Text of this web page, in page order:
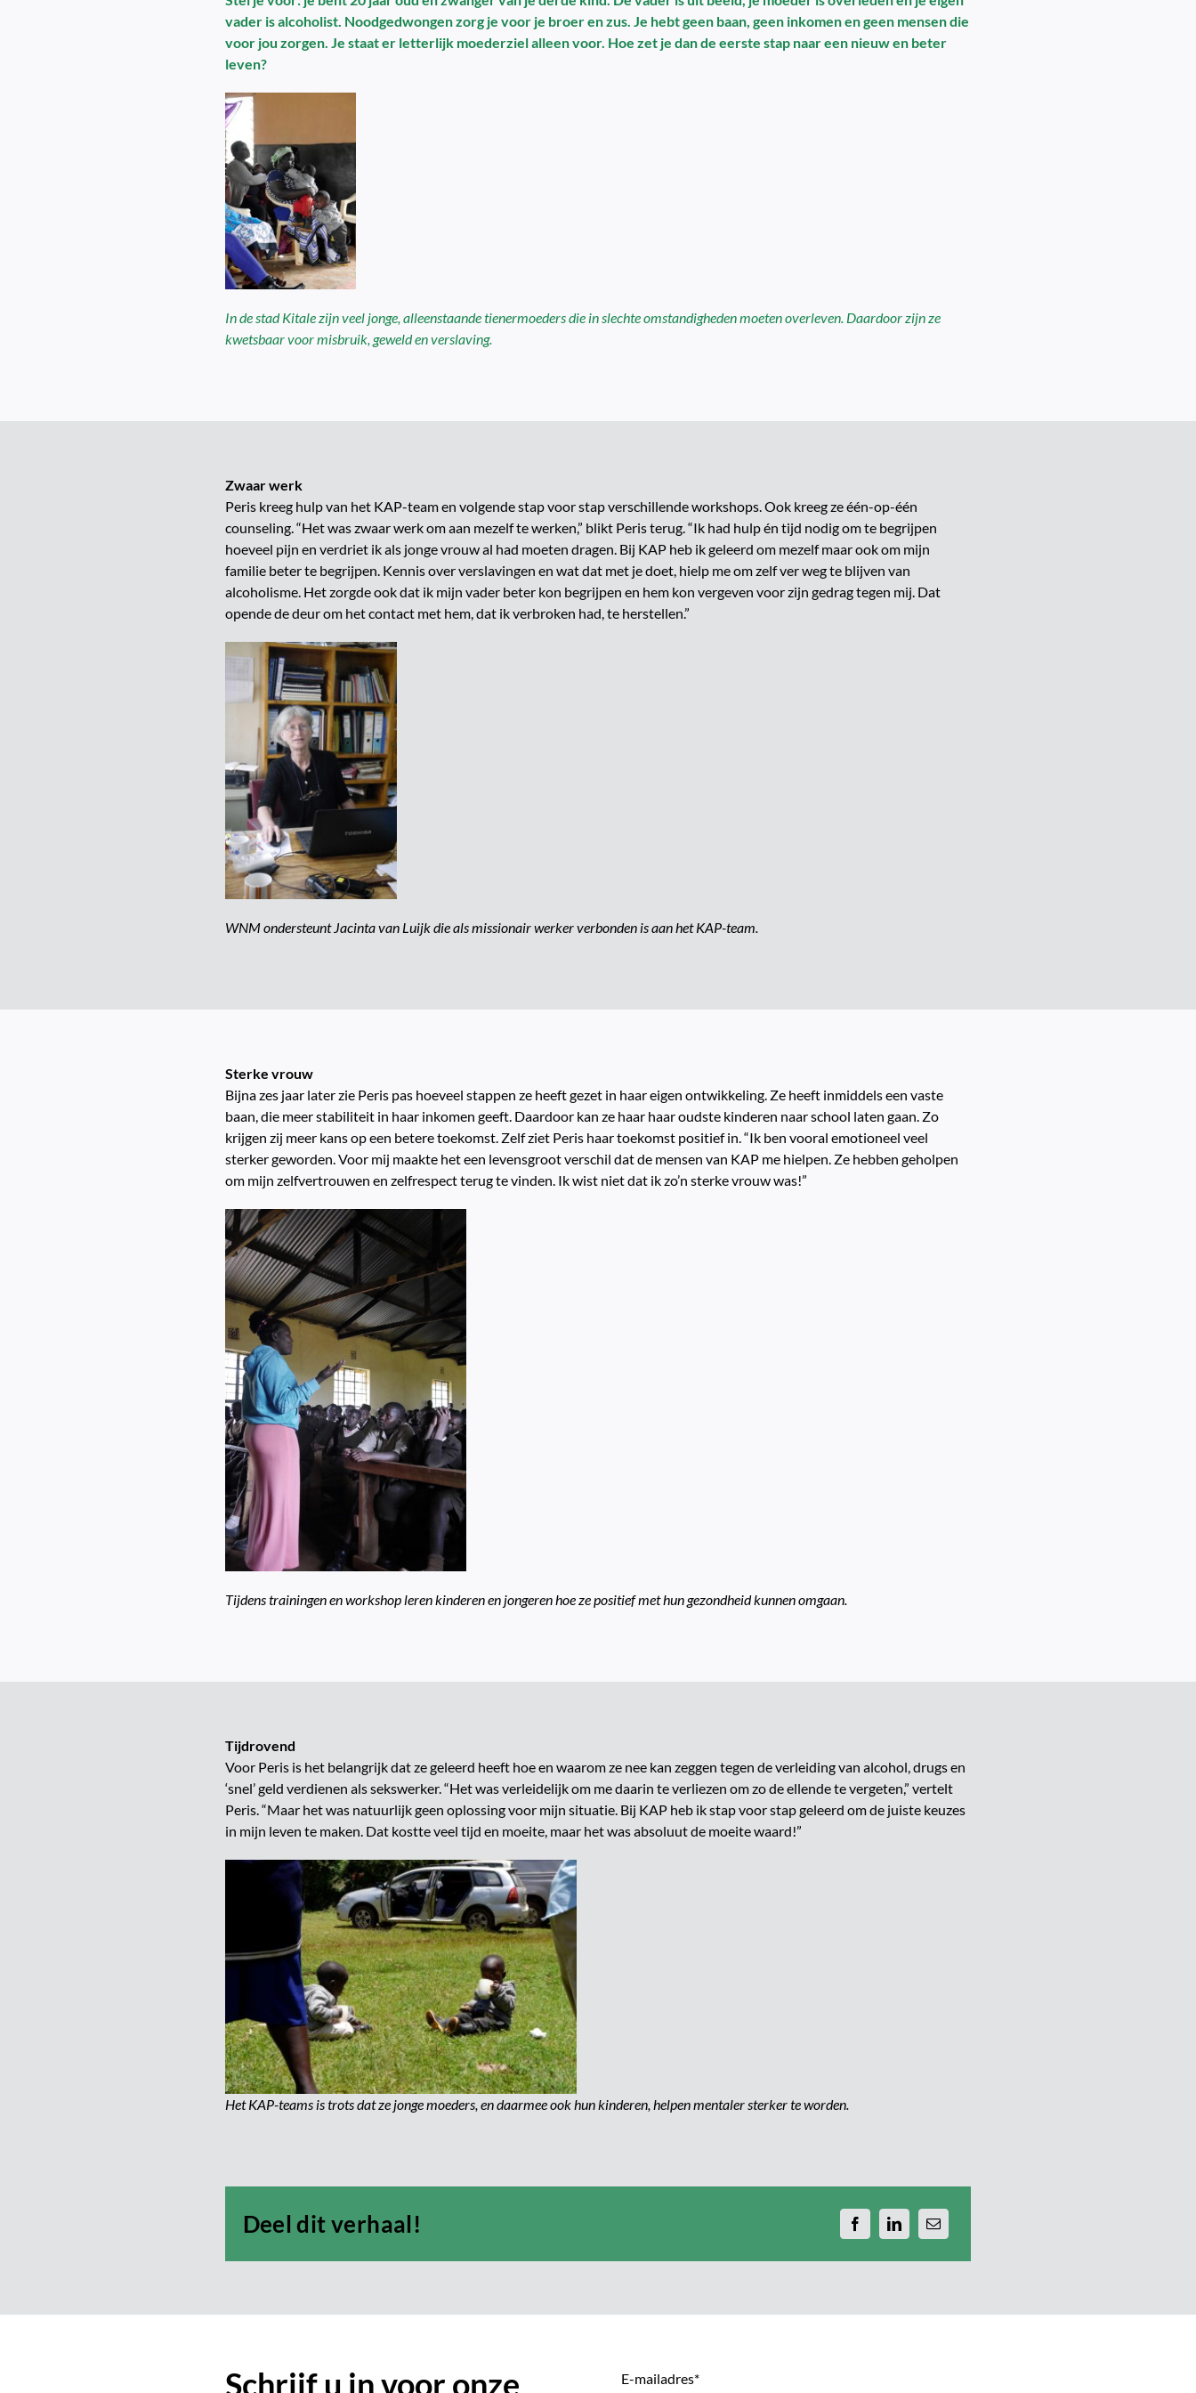
vader is alcoholist. Noodgedwongen zorg je voor je broer en zus. Je hebt geen baan, geen inkomen en geen mensen die
voor jou zorgen. Je staat er letterlijk moederziel alleen voor. Hoe zet je dan de eerste stap naar een nieuw en beter
leven?
In de stad Kitale zijn veel jonge, alleenstaande tienermoeders die in slechte omstandigheden moeten overleven. Daardoor zijn ze
kwetsbaar voor misbruik, geweld en verslaving.
Zwaar werk
Peris kreeg hulp van het KAP-team en volgende stap voor stap verschillende workshops. Ook kreeg ze één-op-één
counseling. “Het was zwaar werk om aan mezelf te werken,” blikt Peris terug. “Ik had hulp én tijd nodig om te begrijpen
hoeveel pijn en verdriet ik als jonge vrouw al had moeten dragen. Bij KAP heb ik geleerd om mezelf maar ook om mijn
familie beter te begrijpen. Kennis over verslavingen en wat dat met je doet, hielp me om zelf ver weg te blijven van
alcoholisme. Het zorgde ook dat ik mijn vader beter kon begrijpen en hem kon vergeven voor zijn gedrag tegen mij. Dat
opende de deur om het contact met hem, dat ik verbroken had, te herstellen.”
WNM ondersteunt Jacinta van Luijk die als missionair werker verbonden is aan het KAP-team.
Sterke vrouw
Bijna zes jaar later zie Peris pas hoeveel stappen ze heeft gezet in haar eigen ontwikkeling. Ze heeft inmiddels een vaste
baan, die meer stabiliteit in haar inkomen geeft. Daardoor kan ze haar haar oudste kinderen naar school laten gaan. Zo
krijgen zij meer kans op een betere toekomst. Zelf ziet Peris haar toekomst positief in. “Ik ben vooral emotioneel veel
sterker geworden. Voor mij maakte het een levensgroot verschil dat de mensen van KAP me hielpen. Ze hebben geholpen
om mijn zelfvertrouwen en zelfrespect terug te vinden. Ik wist niet dat ik zo’n sterke vrouw was!”
Tijdens trainingen en workshop leren kinderen en jongeren hoe ze positief met hun gezondheid kunnen omgaan.
Tijdrovend
Voor Peris is het belangrijk dat ze geleerd heeft hoe en waarom ze nee kan zeggen tegen de verleiding van alcohol, drugs en
‘snel’ geld verdienen als sekswerker. “Het was verleidelijk om me daarin te verliezen om zo de ellende te vergeten,” vertelt
Peris. “Maar het was natuurlijk geen oplossing voor mijn situatie. Bij KAP heb ik stap voor stap geleerd om de juiste keuzes
in mijn leven te maken. Dat kostte veel tijd en moeite, maar het was absoluut de moeite waard!”
Het KAP-teams is trots dat ze jonge moeders, en daarmee ook hun kinderen, helpen mentaler sterker te worden.
Deel dit verhaal!
Schrijf u in voor onze
E-mailadres*